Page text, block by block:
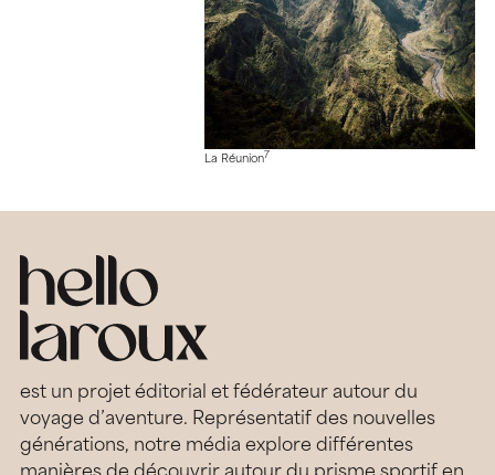
La Réunion7
est un projet éditorial et fédérateur autour du
voyage d’aventure. Représentatif des nouvelles
générations, notre média explore différentes